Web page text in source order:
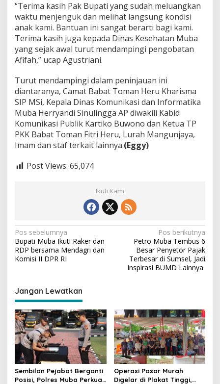
“Terima kasih Pak Bupati yang sudah meluangkan
waktu menjenguk dan melihat langsung kondisi
anak kami. Bantuan ini sangat berarti bagi kami.
Terima kasih juga kepada Dinas Kesehatan Muba
yang sejak awal turut mendampingi pengobatan
Afifah,” ucap Agustriani.
Turut mendampingi dalam peninjauan ini
diantaranya, Camat Babat Toman Heru Kharisma
SIP MSi, Kepala Dinas Komunikasi dan Informatika
Muba Herryandi Sinulingga AP diwakili Kabid
Komunikasi Publik Kartiko Buwono dan Ketua TP
PKK Babat Toman Fitri Heru, Lurah Mangunjaya,
Imam dan staf terkait lainnya.(Eggy)
Post Views: 65,074
Ikuti Kami
N
a
v
g
a
s
i
p
o
s
Pos sebelumnya
Bupati Muba Ikuti Raker dan
RDP bersama Mendagri dan
Komisi II DPR RI
Pos berikutnya
Petro Muba Tembus 6
Besar Penyetor Pajak
Terbesar di Sumsel, Jadi
Inspirasi BUMD Lainnya
Jangan Lewatkan
Sembilan Pejabat Berganti
Posisi, Polres Muba Perkuat
Operasi Pasar Murah
Digelar di Plakat Tinggi,